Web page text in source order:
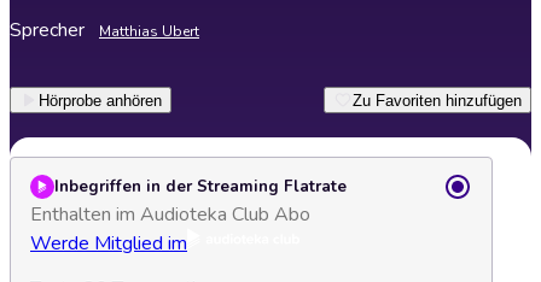
Sprecher Matthias Ubert
Hörprobe anhören Zu Favoriten hinzufügen
Inbegriffen in der Streaming Flatrate
Enthalten im Audioteka Club Abo
Werde Mitglied im